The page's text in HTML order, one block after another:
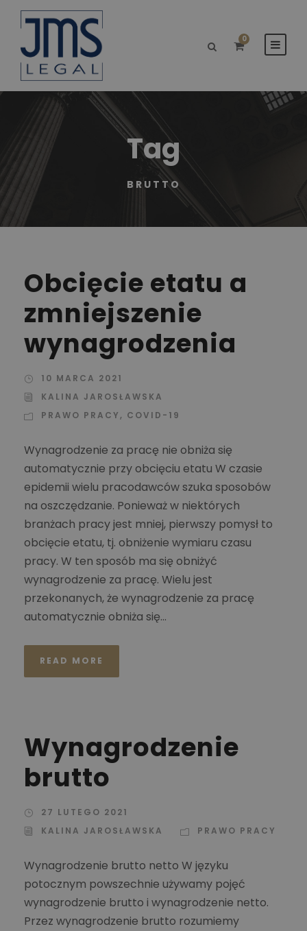
0
Tag
BRUTTO
Obcięcie etatu a
zmniejszenie
wynagrodzenia
10 MARCA 2021
KALINA JAROSŁAWSKA
PRAWO PRACY , COVID-19
Wynagrodzenie za pracę nie obniża się
automatycznie przy obcięciu etatu W czasie
epidemii wielu pracodawców szuka sposobów
na oszczędzanie. Ponieważ w niektórych
branżach pracy jest mniej, pierwszy pomysł to
obcięcie etatu, tj. obniżenie wymiaru czasu
pracy. W ten sposób ma się obniżyć
wynagrodzenie za pracę. Wielu jest
przekonanych, że wynagrodzenie za pracę
automatycznie obniża się...
READ MORE
Wynagrodzenie
brutto
27 LUTEGO 2021
KALINA JAROSŁAWSKA
PRAWO PRACY
Wynagrodzenie brutto netto W języku
potocznym powszechnie używamy pojęć
wynagrodzenie brutto i wynagrodzenie netto.
Przez wynagrodzenie brutto rozumiemy